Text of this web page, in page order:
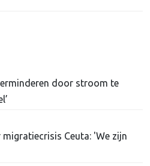
door stroom te
Ceuta: 'We zijn